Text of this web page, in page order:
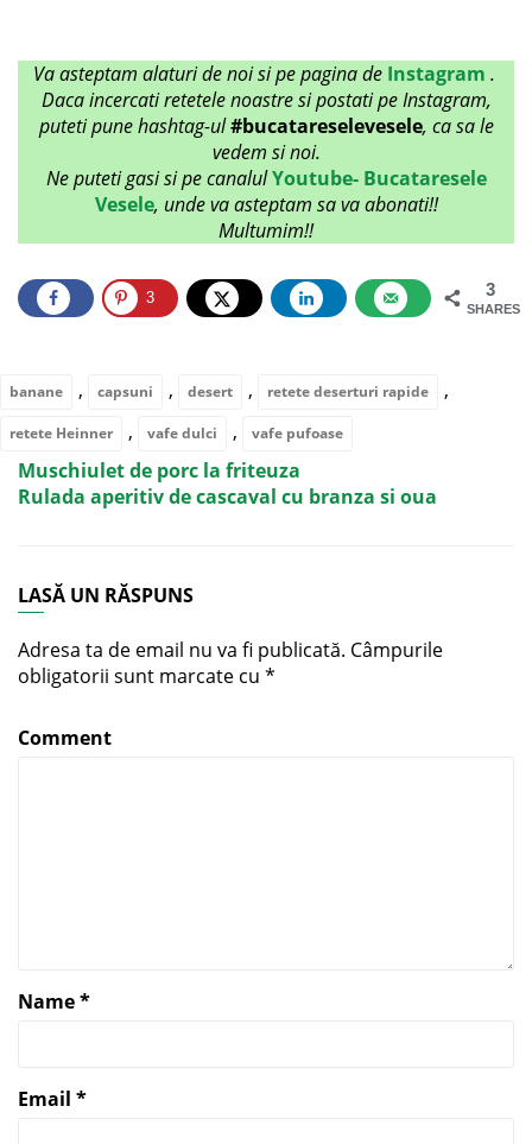
Va asteptam alaturi de noi si pe pagina de Instagram .
Daca incercati retetele noastre si postati pe Instagram,
puteti pune hashtag-ul#bucatareselevesele, ca sa le
vedem si noi.
Ne puteti gasi si pe canalulYoutube- Bucataresele
Vesele, unde va asteptam sa va abonati!!
Multumim!!
3
SHARES
3
banane , capsuni , desert , retete deserturi rapide ,
retete Heinner , vafe dulci , vafe pufoase
Muschiulet de porc la friteuza
Rulada aperitiv de cascaval cu branza si oua
LASĂ UN RĂSPUNS
Adresa ta de email nu va fi publicată. Câmpurile
obligatorii sunt marcate cu *
Comment
Name*
Email *